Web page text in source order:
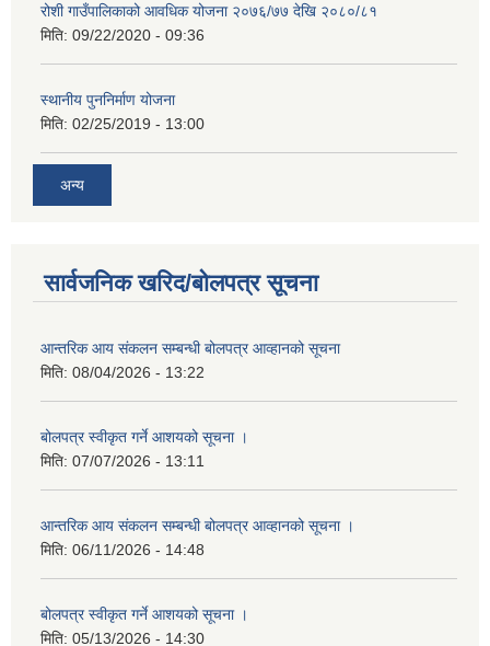
रोशी गाउँपालिकाको आवधिक योजना २०७६/७७ देखि २०८०/८१
मिति: 09/22/2020 - 09:36
स्थानीय पुननिर्माण योजना
मिति: 02/25/2019 - 13:00
अन्य
सार्वजनिक खरिद/बोलपत्र सूचना
आन्तरिक आय संकलन सम्बन्धी बोलपत्र आव्हानको सूचना
मिति: 08/04/2026 - 13:22
बोलपत्र स्वीकृत गर्ने आशयको सूचना ।
मिति: 07/07/2026 - 13:11
आन्तरिक आय संकलन सम्बन्धी बोलपत्र आव्हानको सूचना ।
मिति: 06/11/2026 - 14:48
बोलपत्र स्वीकृत गर्ने आशयको सूचना ।
मिति: 05/13/2026 - 14:30